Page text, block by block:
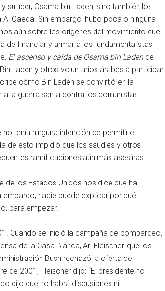
su líder, Osama bin Laden, sino también los
Qaeda. Sin embargo, hubo poca o ninguna
aún sobre los orígenes del movimiento que
de financiar y armar a los fundamentalistas
El ascenso y caída de Osama bin Ladende
Laden y otros voluntarios árabes a participar
cómo Bin Laden se convirtió en la
a la guerra santa contra los comunistas
tenía ninguna intención de permitirle
de esto impidió que los saudíes y otros
ramificaciones aún más asesinas.
de los Estados Unidos nos dice que ha
embargo, nadie puede explicar por qué
para empezar.
Cuando se inició la campaña de bombardeo,
de la Casa Blanca, Ari Fleischer, que los
Bush rechazó la oferta de
de 2001, Fleischer dijo: “El presidente no
dijo que no habrá discusiones ni